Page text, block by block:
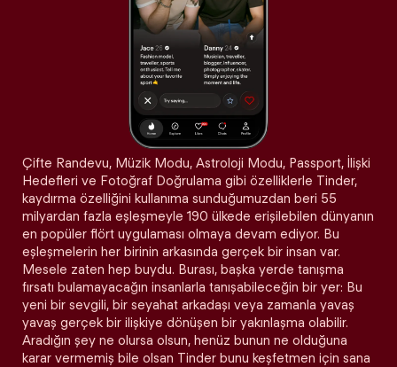
Çifte Randevu, Müzik Modu, Astroloji Modu, Passport, İlişki
Hedefleri ve Fotoğraf Doğrulama gibi özelliklerle Tinder,
kaydırma özelliğini kullanıma sunduğumuzdan beri 55
milyardan fazla eşleşmeyle 190 ülkede erişilebilen dünyanın
en popüler flört uygulaması olmaya devam ediyor. Bu
eşleşmelerin her birinin arkasında gerçek bir insan var.
Mesele zaten hep buydu. Burası, başka yerde tanışma
fırsatı bulamayacağın insanlarla tanışabileceğin bir yer: Bu
yeni bir sevgili, bir seyahat arkadaşı veya zamanla yavaş
yavaş gerçek bir ilişkiye dönüşen bir yakınlaşma olabilir.
Aradığın şey ne olursa olsun, henüz bunun ne olduğuna
karar vermemiş bile olsan Tinder bunu keşfetmen için sana